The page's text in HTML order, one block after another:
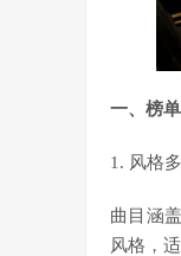
一、榜
1. 风格
曲目涵
风格，